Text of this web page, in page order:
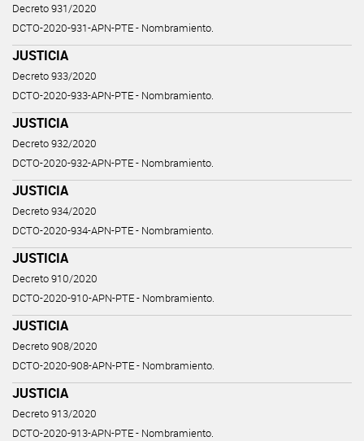
Decreto 931/2020
DCTO-2020-931-APN-PTE - Nombramiento.
JUSTICIA
Decreto 933/2020
DCTO-2020-933-APN-PTE - Nombramiento.
JUSTICIA
Decreto 932/2020
DCTO-2020-932-APN-PTE - Nombramiento.
JUSTICIA
Decreto 934/2020
DCTO-2020-934-APN-PTE - Nombramiento.
JUSTICIA
Decreto 910/2020
DCTO-2020-910-APN-PTE - Nombramiento.
JUSTICIA
Decreto 908/2020
DCTO-2020-908-APN-PTE - Nombramiento.
JUSTICIA
Decreto 913/2020
DCTO-2020-913-APN-PTE - Nombramiento.